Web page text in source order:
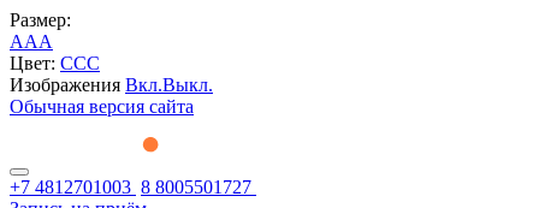
Размер:
AAA
Цвет: CCC
Изображения Вкл.Выкл.
Обычная версия сайта
+7 4812701003 8 8005501727